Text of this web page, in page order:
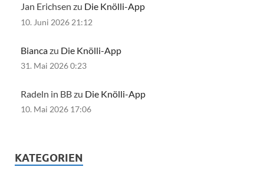
Jan Erichsen zu Die Knölli-App
10. Juni 2026 21:12
Biancazu Die Knölli-App
31. Mai 2026 0:23
Radeln in BB zu Die Knölli-App
10. Mai 2026 17:06
KATEGORIEN